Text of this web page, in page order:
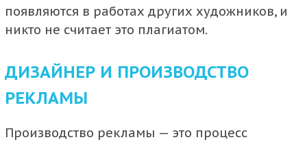
появляются в работах других художников, и
никто не считает это плагиатом.
ДИЗАЙНЕР И ПРОИЗВОДСТВО
РЕКЛАМЫ
Производство рекламы — это процесс